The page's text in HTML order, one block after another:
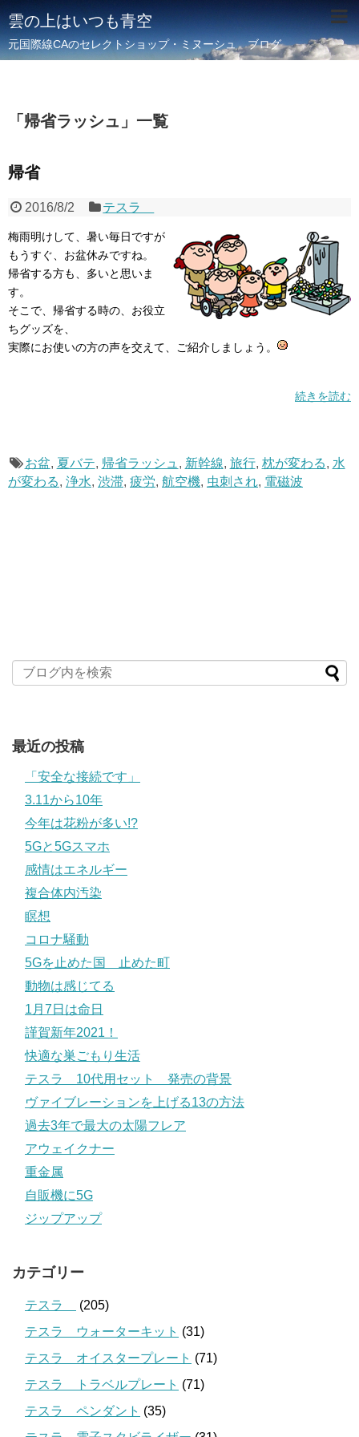
雲の上はいつも青空
元国際線CAのセレクトショップ・ミヌーシュ ブログ
「 帰省ラッシュ 」 一覧
帰省
2016/8/2 テスラ
梅雨明けして、暑い毎日ですが
もうすぐ、お盆休みですね。
帰省する方も、多いと思いま
す。
そこで、帰省する時の、お役立
ちグッズを、
実際にお使いの方の声を交えて、ご紹介しましょう。
続きを読む
お盆, 夏バテ, 帰省ラッシュ , 新幹線, 旅行, 枕が変わる, 水
が変わる, 浄水, 渋滞, 疲労, 航空機, 虫刺され, 電磁波
最近の投稿
「安全な接続です」
3.11から10年
今年は花粉が多い!?
5Gと5Gスマホ
感情はエネルギー
複合体内汚染
瞑想
コロナ騒動
5Gを止めた国 止めた町
動物は感じてる
1月7日は命日
謹賀新年2021！
快適な巣ごもり生活
テスラ 10代用セット 発売の背景
ヴァイブレーションを上げる13の方法
過去3年で最大の太陽フレア
アウェイクナー
重金属
自販機に5G
ジップアップ
カテゴリー
テスラ
(205)
テスラ ウォーターキット (31)
テスラ オイスタープレート (71)
テスラ トラベルプレート (71)
テスラ ペンダント (35)